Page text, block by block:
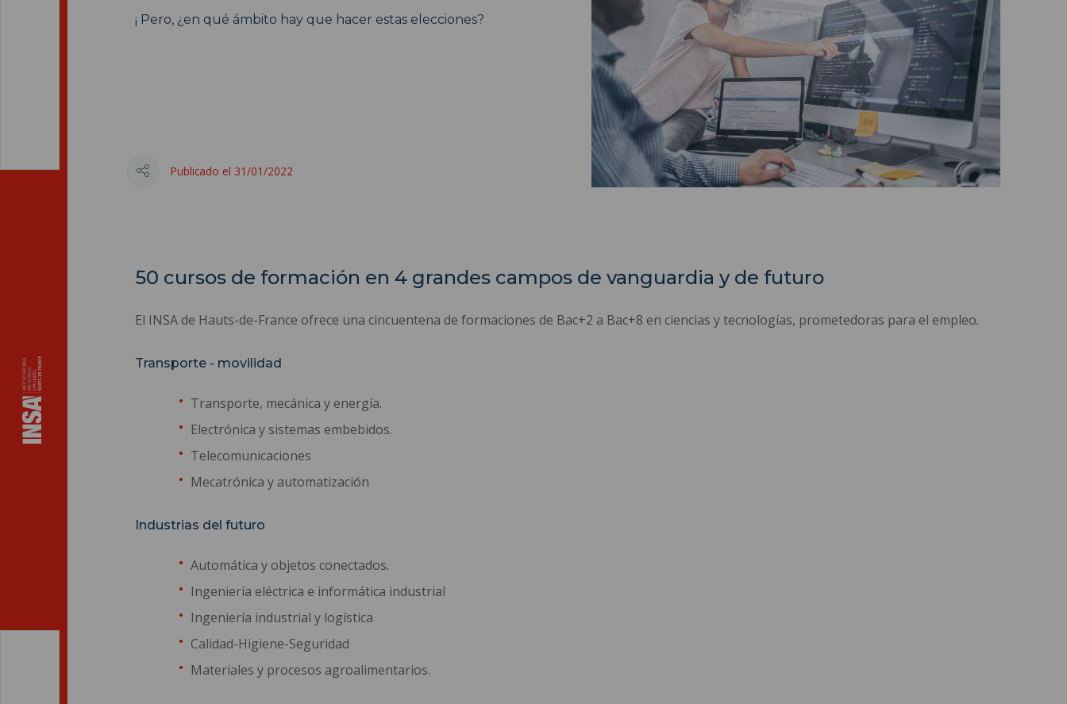
¡ Pero, ¿en qué ámbito hay que hacer estas elecciones?
Publicado el 31/01/2022
50 cursos de formación en 4 grandes campos de vanguardia y de futuro
El INSA de Hauts-de-France ofrece una cincuentena de formaciones de Bac+2 a Bac+8 en ciencias y tecnologías, prometedoras para el empleo.
Transporte - movilidad
Transporte, mecánica y energía.
Electrónica y sistemas embebidos.
Telecomunicaciones
Mecatrónica y automatización
Industrias del futuro
Automática y objetos conectados.
Ingeniería eléctrica e informática industrial
Ingeniería industrial y logística
Calidad-Higiene-Seguridad
Materiales y procesos agroalimentarios.